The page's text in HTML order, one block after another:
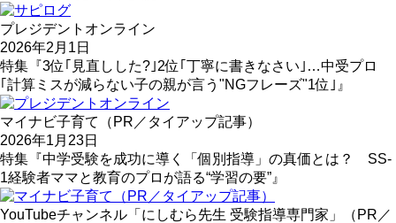
プレジデントオンライン
2026年2月1日
特集『3位｢見直しした?｣2位｢丁寧に書きなさい｣…中受プロ
｢計算ミスが減らない子の親が言う"NGフレーズ"1位｣』
マイナビ子育て（PR／タイアップ記事）
2026年1月23日
特集『中学受験を成功に導く「個別指導」の真価とは？ SS-
1経験者ママと教育のプロが語る“学習の要”』
YouTubeチャンネル「にしむら先生 受験指導専門家」（PR／